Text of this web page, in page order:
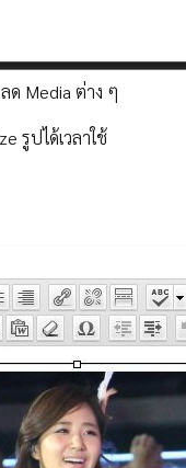
ด Media ต่าง ๆ
รูปได้เวลาใช้